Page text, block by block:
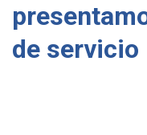
de servicio